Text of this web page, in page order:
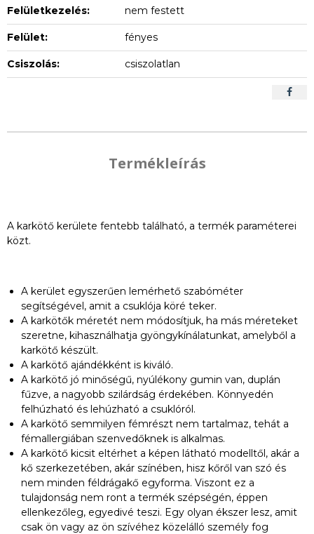
Felületkezelés: nem festett
Felület: fényes
Csiszolás: csiszolatlan
Termékleírás
A karkötő kerülete fentebb található, a termék paraméterei
közt.
A kerület egyszerűen lemérhető szabóméter
segítségével, amit a csuklója köré teker.
A karkötők méretét nem módosítjuk, ha más méreteket
szeretne, kihasználhatja gyöngykínálatunkat, amelyből a
karkötő készült.
A karkötő ajándékként is kiváló.
A karkötő jó minőségű, nyúlékony gumin van, duplán
fűzve, a nagyobb szilárdság érdekében. Könnyedén
felhúzható és lehúzható a csuklóról.
A karkötő semmilyen fémrészt nem tartalmaz, tehát a
fémallergiában szenvedőknek is alkalmas.
A karkötő kicsit eltérhet a képen látható modelltől, akár a
kő szerkezetében, akár színében, hisz kőről van szó és
nem minden féldrágakő egyforma. Viszont ez a
tulajdonság nem ront a termék szépségén, éppen
ellenkezőleg, egyedivé teszi. Egy olyan ékszer lesz, amit
csak ön vagy az ön szívéhez közelálló személy fog